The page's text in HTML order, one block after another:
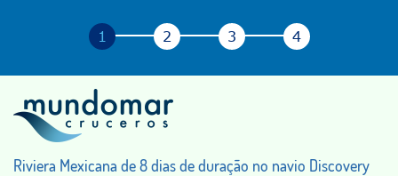
Riviera Mexicana de 8 dias de duração no navio Discovery